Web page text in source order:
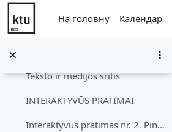
Перейти до головного вмісту
На головну
Календар
Згорнути
VIDEO PASKAITOS
Teksto ir medijos sritis
INTERAKTYVŪS PRATIMAI
Interaktyvus pratimas nr. 2. Pinigų skaičiuoklė